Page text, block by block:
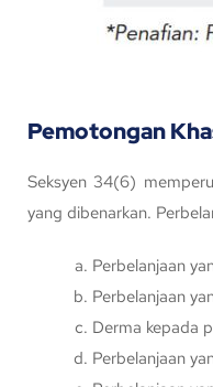
Pemotongan
Seksyen 34(6)
yang dibenarkan.
Perbelanjaan
Perbelanjaan
Derma kepada
Perbelanjaan